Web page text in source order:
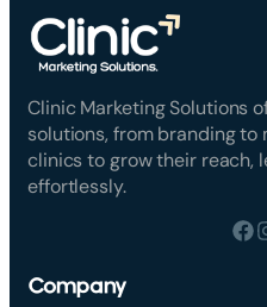
Clinic Marketing Solutions
solutions, from branding to
clinics to grow their reach,
effortlessly.
Company